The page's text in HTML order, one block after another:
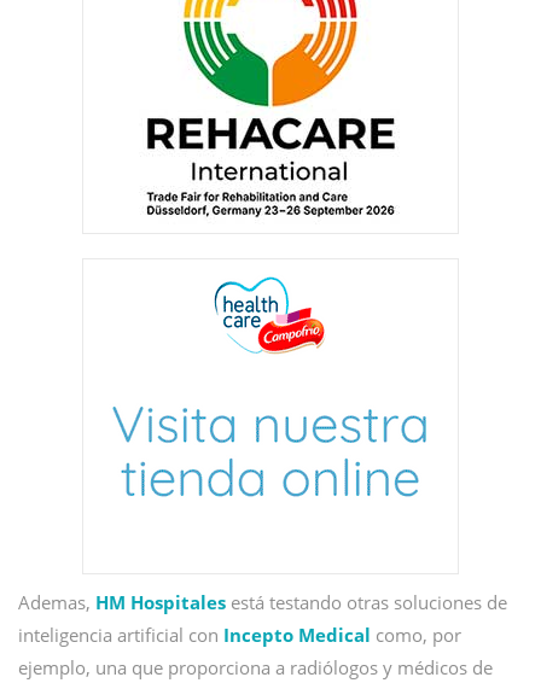
Ademas, HM Hospitales está testando otras soluciones de
inteligencia artificial con Incepto Medical como, por
ejemplo, una que proporciona a radiólogos y médicos de